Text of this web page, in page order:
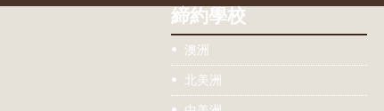
締約學校
澳洲
北美洲